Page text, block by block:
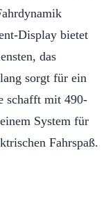
Display bietet
das
sorgt für ein
schafft mit 490-
System für
Fahrspaß.